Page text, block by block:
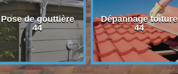
Pose de gouttière
44
Dépannage toiture
44